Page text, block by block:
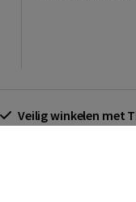
Veilig winkelen met